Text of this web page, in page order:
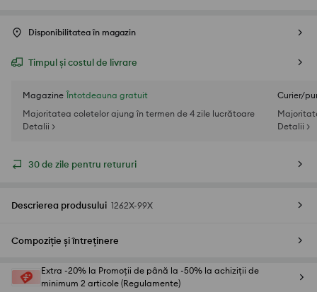
Disponibilitatea în magazin
Timpul și costul de livrare
Magazine Întotdeauna gratuit
Majoritatea coletelor ajung în termen de 4 zile lucrătoare
Detalii >
Curier/
Detalii >
30 de zile pentru retururi
Descrierea produsului 1262X-99X
Compoziție și întreținere
Extra -20% la Promoții de până la -50% la achiziții de
minimum 2 articole (Regulamente)